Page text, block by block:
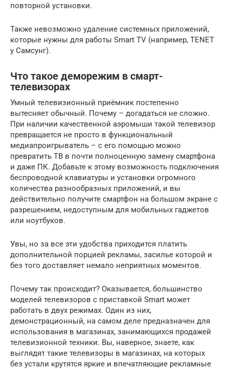
повторной установки.
Также невозможно удаление системных приложений,
которые нужны для работы Smart TV (например, TENET
у Самсунг).
Что такое деморежим в смарт-
телевизорах
Умный телевизионный приёмник постепенно
вытесняет обычный. Почему – догадаться не сложно.
При наличии качественной аэромыши такой телевизор
превращается не просто в функциональный
медиапроигрыватель – с его помощью можно
превратить ТВ в почти полноценную замену смартфона
и даже ПК. Добавьте к этому возможность подключения
беспроводной клавиатуры и установки огромного
количества разнообразных приложений, и вы
действительно получите смартфон на большом экране с
разрешением, недоступным для мобильных гаджетов
или ноутбуков.
Увы, но за все эти удобства приходится платить
дополнительной порцией рекламы, засилье которой и
без того доставляет немало неприятных моментов.
Почему так происходит? Оказывается, большинство
моделей телевизоров с приставкой Smart может
работать в двух режимах. Один из них,
демонстрационный, на самом деле предназначен для
использования в магазинах, занимающихся продажей
телевизионной техники. Вы, наверное, знаете, как
выглядят такие телевизоры в магазинах, на которых
без устали крутятся яркие и впечатляющие рекламные